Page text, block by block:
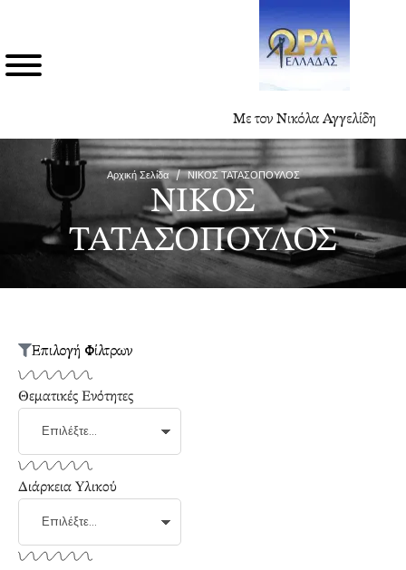
Με τον Νικόλα Αγγελίδη
Αρχική Σελίδα / ΝΙΚΟΣ ΤΑΤΑΣΟΠΟΥΛΟΣ
ΝΙΚΟΣ
ΤΑΤΑΣΟΠΟΥΛΟΣ
Επιλογή Φίλτρων
Θεματικές Ενότητες
Διάρκεια Υλικού